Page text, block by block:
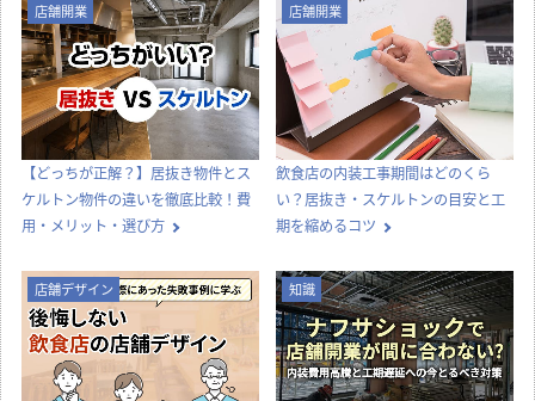
店舗開業
【どっちが正解？】居抜き物件とス
ケルトン物件の違いを徹底比較！費
用・メリット・選び方
店舗開業
飲食店の内装工事期間はどのくら
い？居抜き・スケルトンの目安と工
期を縮めるコツ
店舗デザイン 知識